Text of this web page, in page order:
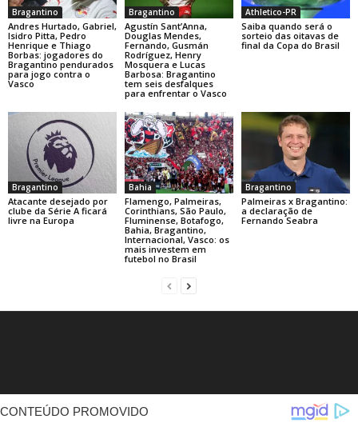
Bragantino
Andres Hurtado, Gabriel,
Isidro Pitta, Pedro
Henrique e Thiago
Borbas: jogadores do
Bragantino pendurados
para jogo contra o
Vasco
Bragantino
Agustín Sant’Anna,
Douglas Mendes,
Fernando, Gusmán
Rodríguez, Henry
Mosquera e Lucas
Barbosa: Bragantino
tem seis desfalques
para enfrentar o Vasco
Athletico-PR
Saiba quando será o
sorteio das oitavas de
final da Copa do Brasil
Bragantino
Atacante desejado por
clube da Série A ficará
livre na Europa
Bahia
Flamengo, Palmeiras,
Corinthians, São Paulo,
Fluminense, Botafogo,
Bahia, Bragantino,
Internacional, Vasco: os
mais investem em
futebol no Brasil
Bragantino
Palmeiras x Bragantino:
a declaração de
Fernando Seabra